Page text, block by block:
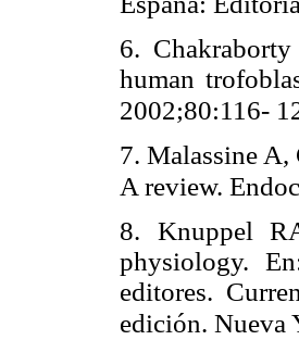
6.
human
2002;80:116-
7. Malassine
A review.
8. Knuppel
physiology.
editores.
edición.